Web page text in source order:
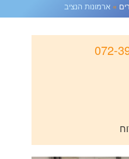
» ארמונות הנציב
072-